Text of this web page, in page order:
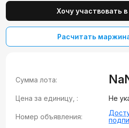
Хочу участвовать
Расчитать
Сумма лота:
Цена за единицу, : Не
Номер объявления: